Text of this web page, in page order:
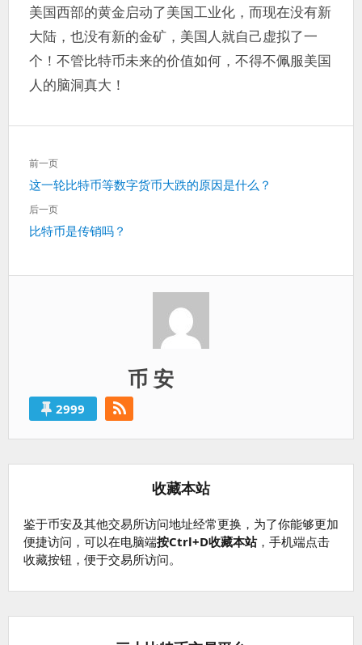
美国西部的黄金启动了美国工业化，而现在没有新
大陆，也没有新的金矿，美国人就自己虚拟了一
个！不管比特币未来的价值如何，不得不佩服美国
人的脑洞真大！
文
章
导
航
前一页
上
一
这一轮比特币等数字货币大跌的原因是什么？
后一页
下
比特币是传销吗？
币 安
2999
收藏本站
鉴于币安及其他交易所访问地址经常更换，为了你能够更加
便捷访问，可以在电脑端按Ctrl+D收藏本站，手机端点击
收藏按钮，便于交易所访问。